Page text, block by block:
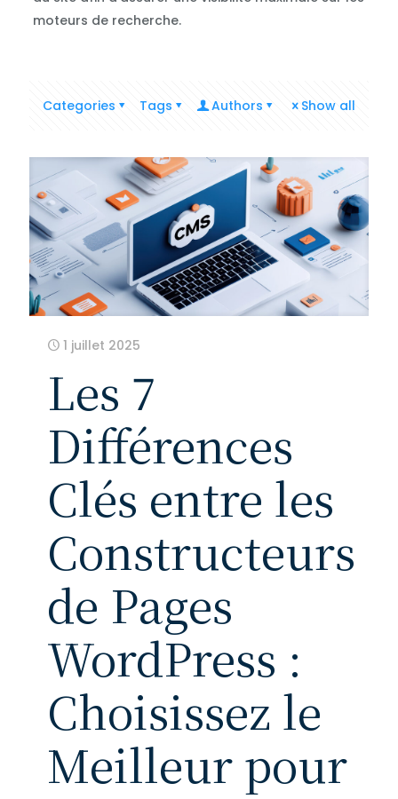
moteurs de recherche.
Categories Tags Authors Show all
1 juillet 2025
Les 7
Différences
Clés entre les
Constructeurs
de Pages
WordPress :
Choisissez le
Meilleur pour